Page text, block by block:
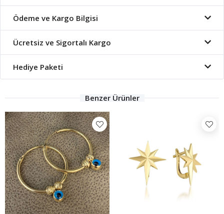
Ödeme ve Kargo Bilgisi
Ücretsiz ve Sigortalı Kargo
Hediye Paketi
Benzer Ürünler